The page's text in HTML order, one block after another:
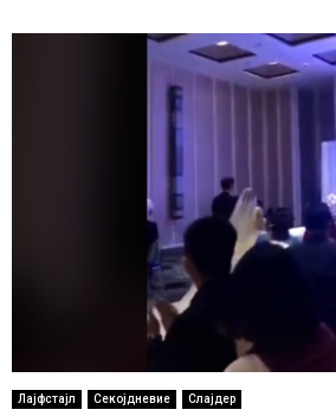
Лајфстајл Секојдневие Слајдер